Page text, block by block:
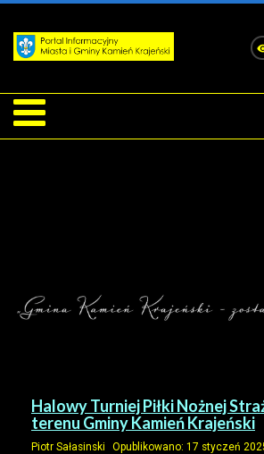
Halowy Turniej Piłki Nożnej
terenu Gminy Kamień Krajeński
Piotr Sałasinski Opublikowano: 17 styczeń